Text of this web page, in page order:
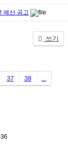
예산 공고
쓰기
37 38 ...